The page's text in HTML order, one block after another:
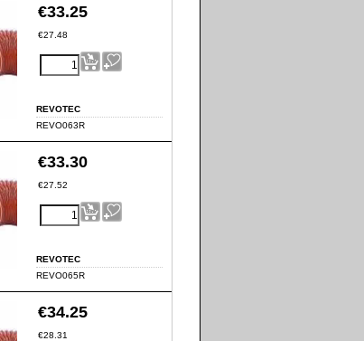
€33.25
€27.48
REVOTEC
REVO063R
€33.30
€27.52
REVOTEC
REVO065R
€34.25
€28.31